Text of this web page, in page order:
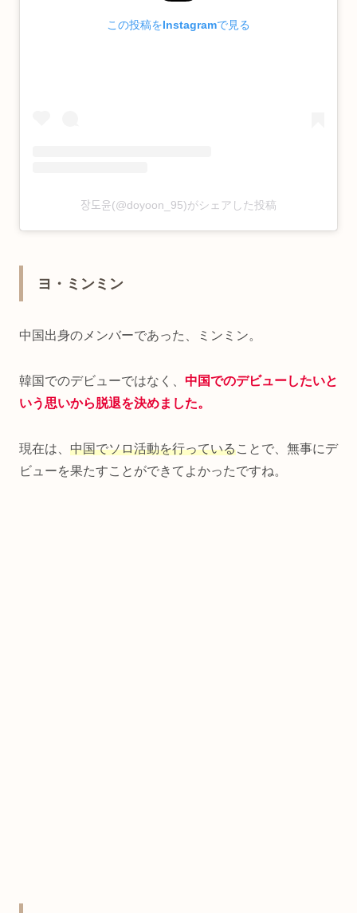
この投稿をInstagramで見る
장도윤(@doyoon_95)がシェアした投稿
ヨ・ミンミン
中国出身のメンバーであった、ミンミン。
韓国でのデビューではなく、 中国でのデビューしたいと
いう思いから脱退を決めました。
現在は、 中国でソロ活動を行っていることで、無事にデ
ビューを果たすことができてよかったですね。